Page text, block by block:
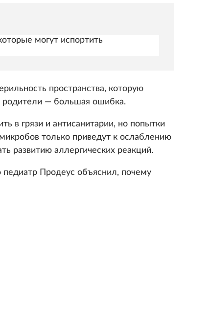
могут испортить
пространства, которую
родители — большая ошибка.
в грязи и антисанитарии, но попытки
только приведут к ослаблению
развитию аллергических реакций.
педиатр Продеус объяснил, почему